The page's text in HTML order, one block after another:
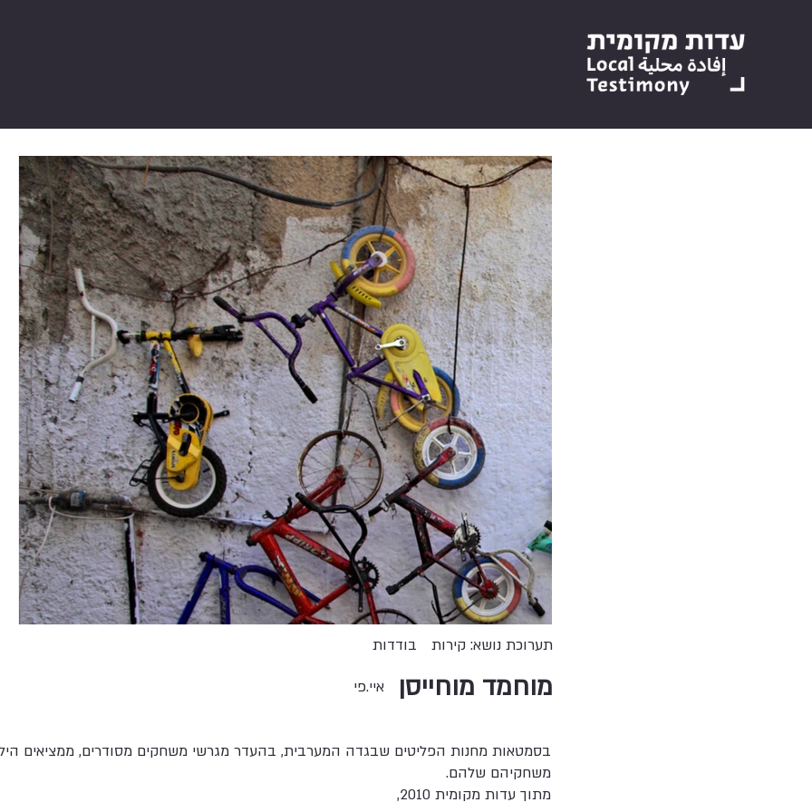
בודדות תערוכת נושא: קירות
מוחמד מוחייסן איי.פי
בסמטאות מחנות הפליטים שבגדה המערבית, בהעדר מגרשי משחקים מסודרים, ממציאים
משחקיהם שלהם.
מתוך עדות מקומית 2010,